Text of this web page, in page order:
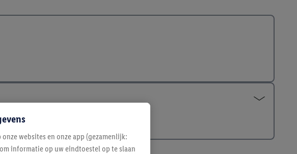
websites en onze app (gezamenlijk:
informatie op uw eindtoestel op te slaan